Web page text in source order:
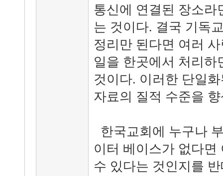
통신에 연결된 장소라
는 것이다. 결국 기독
정리만 된다면 여러
일을 한곳에서 처리하
것이다. 이러한 단일
자료의 질적 수준을
한국교회에 누구나
이터 베이스가 없다면
수 있다는 것인지를